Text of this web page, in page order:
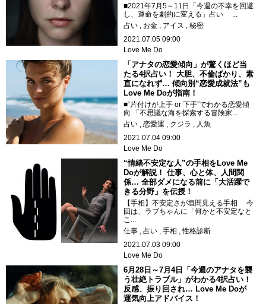
■2021年7月5～11日「今週の不幸を回避
し、運命を劇的に変える」占い ...
占い
お金 アイス
秘密
2021.07.05 09:00
Love Me Do
「アナタの恋愛傾向」が驚くほど当
たる4択占い！ 大胆、不倫ばかり、素
直になれず… 傾向別“恋愛成就法”も
Love Me Doが指南！
■“片付けが上手 or 下手”でわかる恋愛傾
向 「不思議な海を探索する冒険家...
占い
恋愛運 クジラ
人魚
2021.07.04 09:00
Love Me Do
“情緒不安定な人”の手相をLove Me
Doが解説！ 仕事、心と体、人間関
係… 全部ダメになる前に「大活躍で
きる分野」を伝授！
【手相】不安定さが垣間見える手相 今
回は、ラブちゃんに「何かと不安定なと
こ...
仕事
占い 手相
性格診断
2021.07.03 09:00
Love Me Do
6月28日～7月4日「今週のアナタを襲
う壮絶トラブル」がわかる4択占い！
反感、振り回され… Love Me Doが
運気向上アドバイス！